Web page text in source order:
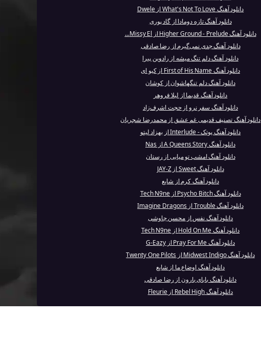
دانلود آهنگ What's Not To Love از Dwele
دانلود آهنگ تازه دومادا از گاد پوری
دانلود آهنگ Higher Ground - Prelude از Missy El...
دانلود آهنگ جدی نمی‌گیرم از رضا صادقی
دانلود آهنگ دلم تنگ میشه از رادوین پیرا
دانلود آهنگ First of His Name از کیو ای
دانلود آهنگ دلم تنگهاشوان از کوشان
دانلود آهنگ قدیما از لیلا فروهر
دانلود آهنگ سفر نرو از حجت اشرف‌زاد
دانلود آهنگ تصنیف قدیمی غم عشق از محمدرضا شجریان
دانلود آهنگ پوتک - Interlude از بهزاد لیتو
دانلود آهنگ A Queens Story از Nas
دانلود آهنگ امشب تو میایی از رستان
دانلود آهنگ Sweet از JAY-Z
دانلود آهنگ کرم از شایع
دانلود آهنگ Psycho Bitch از Tech N9ne
دانلود آهنگ Trouble از Imagine Dragons
دانلود آهنگ نفس از محسن چاوشی
دانلود آهنگ Hold On Me از Tech N9ne
دانلود آهنگ Pray For Me از G-Eazy
دانلود آهنگ Midwest Indigo از Twenty One Pilots
دانلود آهنگ اوضاع ما از شایع
دانلود آهنگ بابای بارون از رضا صادقی
دانلود آهنگ Rebel High از Fleurie